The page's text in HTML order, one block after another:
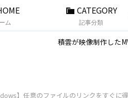
ム
CATEGORY
記事分類
積雲が映像制作した
】任意のファイルのリンクをすぐに